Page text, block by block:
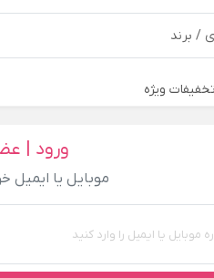
تخفیفات ویژه
ورود |
موبایل یا ایمیل